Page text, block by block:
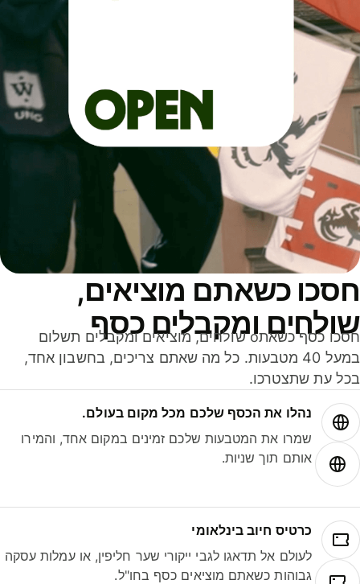
כשאתם מוציאים,
ומקבלים כסף
חסכו כסף כשאתo שולחים, מוציאים ומקבלים תשלום
במעל 40 מטבעות. כל מה שאתם צריכים, בחשבון אחד,
עת שתצטרכו.
נהלו את הכסף שלכם מכל מקום בעולם.
שמרו את המטבעות שלכם זמינים במקום אחד, והמירו
אותם תוך שניות.
כרטיס חיוב בינלאומי
לעולם אל תדאגו לגבי ייקורי שער חליפין, או עמלות עסקה
גבוהות כשאתם מוציאים כסף בחו"ל.